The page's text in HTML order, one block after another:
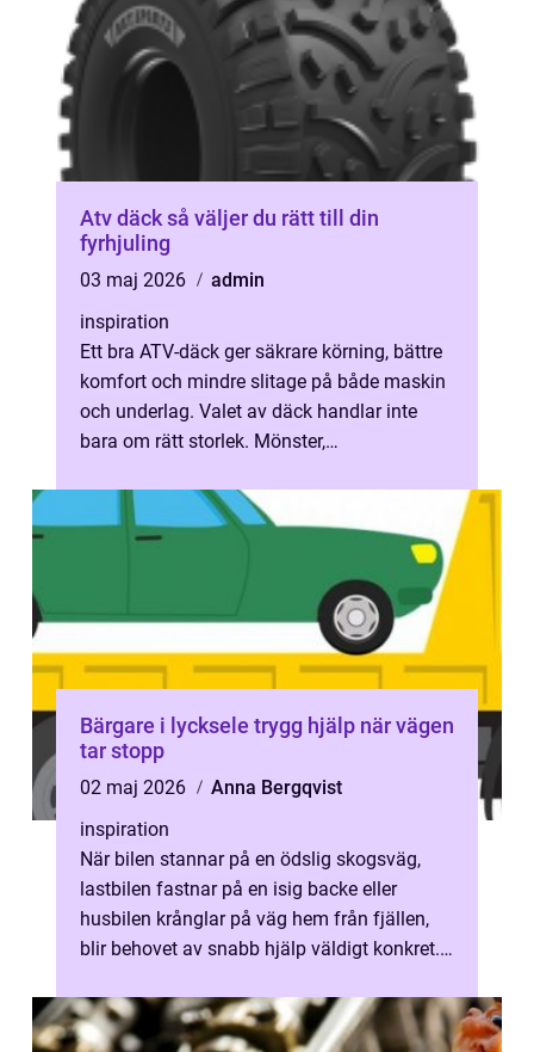
Atv däck så väljer du rätt till din
fyrhjuling
03 maj 2026
admin
inspiration
Ett bra ATV-däck ger säkrare körning, bättre
komfort och mindre slitage på både maskin
och underlag. Valet av däck handlar inte
bara om rätt storlek. Mönster,
Bärgare i lycksele trygg hjälp när vägen
tar stopp
02 maj 2026
Anna Bergqvist
inspiration
När bilen stannar på en ödslig skogsväg,
lastbilen fastnar på en isig backe eller
husbilen krånglar på väg hem från fjällen,
blir behovet av snabb hjälp väldigt konkret.